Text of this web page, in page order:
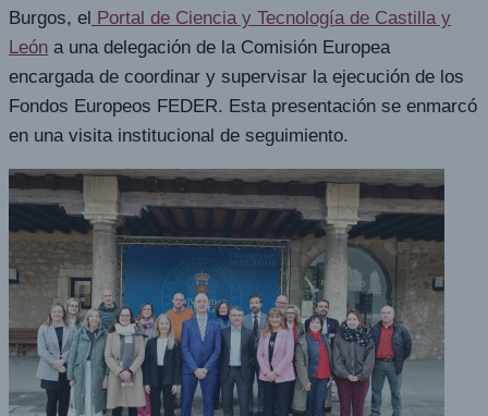
Burgos, el Portal de Ciencia y Tecnología de Castilla y
León a una delegación de la Comisión Europea
encargada de coordinar y supervisar la ejecución de los
Fondos Europeos FEDER. Esta presentación se enmarcó
en una visita institucional de seguimiento.